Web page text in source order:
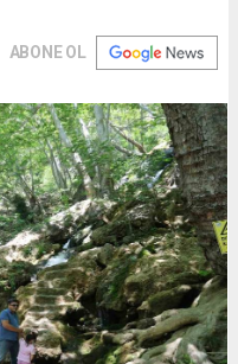
ABONE OL